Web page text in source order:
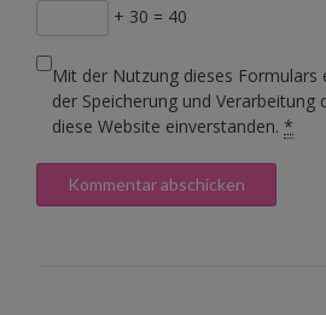
+ 30 = 40
Mit der Nutzung dieses Formulars
der Speicherung und Verarbeitung
diese Website einverstanden. *